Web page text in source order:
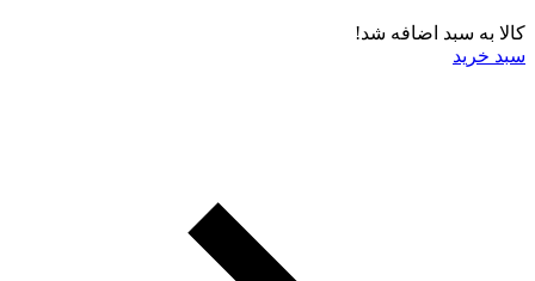
کالا به سبد اضافه شد!
سبد خرید